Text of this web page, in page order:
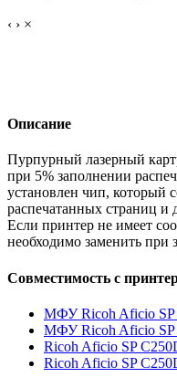
‹ › ×
Описание
Пурпурный лазерный
при 5% заполнении
установлен чип, который
распечатанных страниц
Если принтер не имеет
необходимо заменить при
Совместимость с
МФУ Ricoh Aficio SP
МФУ Ricoh Aficio SP
Ricoh Aficio SP
Ricoh Aficio SP